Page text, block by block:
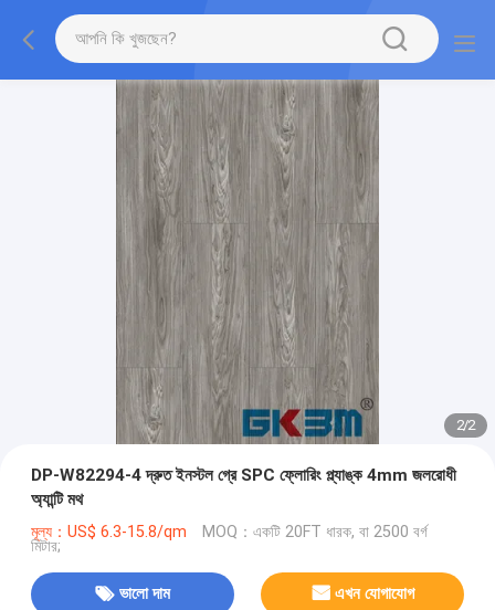
2/2
DP-W82294-4 দ্রুত ইনস্টল গ্রে SPC ফ্লোরিং প্ল্যাঙ্ক 4mm জলরোধী
অ্যান্টি মথ
মূল্য：US$ 6.3-15.8/qm MOQ：একটি 20FT ধারক, বা 2500 বর্গ
মিটার;
ভালো দাম এখন যোগাযোগ